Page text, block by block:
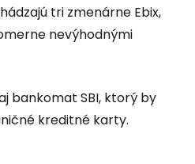
tri zmenárne Ebix,
nevýhodnými
bankomat SBI, ktorý by
kreditné karty.